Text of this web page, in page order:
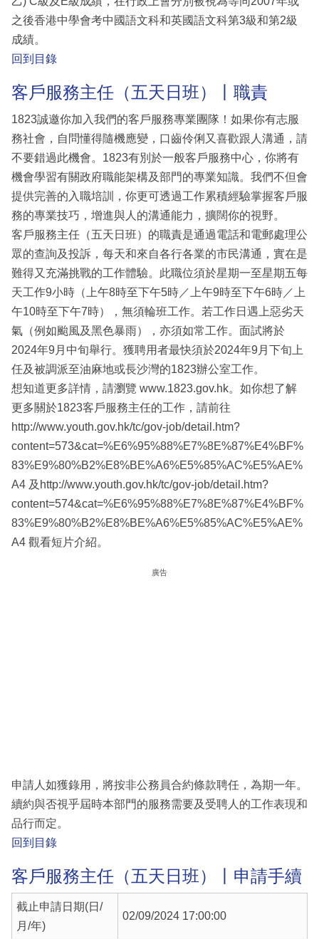
之後香港中學會考中國語文科和英國語文科第3級和第2級
成績。
回到目錄
客戶服務主任（五天日班）丨職責
1823誠邀你加入我們的客戶服務專業團隊！如果你有志服
務社會，自問懂得隨機應變，口齒伶俐又喜歡跟人溝通，請
不要錯過此機會。1823有別於一般客戶服務中心，你將有
機會學習有關政府職能架構及部門的專業知識。我們不但會
提供完善的入職培訓，你更可透過工作累積經驗掌握客戶服
務的專業技巧，增進與人的溝通能力，擴闊你的視野。
客戶服務主任（五天日班）的職責是通過電話和電郵處理公
眾的查詢及投訴，每天和來自各行各業的市民溝通，實在是
難得又充滿挑戰的工作體驗。此職位須於星期一至星期五每
天工作9小時（上午8時至下午5時／上午9時至下午6時／上
午10時至下午7時），無須輪班工作。若工作日遇上惡劣天
氣（例如颱風及黑色暴雨），亦須如常工作。面試將於
2024年9月中旬舉行。獲聘用者最快須於2024年9月下旬上
任及被調派至油麻地或長沙灣的1823辦公室工作。
想知道更多詳情，請瀏覽 www.1823.gov.hk。如你想了解
更多關於1823客戶服務主任的工作，請前往
http://www.youth.gov.hk/tc/gov-job/detail.htm?
content=573&cat=%E6%95%88%E7%8E%87%E4%BF%
83%E9%80%B2%E8%BE%A6%E5%85%AC%E5%AE%
A4 及http://www.youth.gov.hk/tc/gov-job/detail.htm?
content=574&cat=%E6%95%88%E7%8E%87%E4%BF%
83%E9%80%B2%E8%BE%A6%E5%85%AC%E5%AE%
A4 觀看短片介紹。
廣告
申請人如獲錄用，將按非公務員合約條款聘任，為期一年。
續約與否視乎屆時本部門的服務需要及受聘人的工作表現和
品行而定。
回到目錄
客戶服務主任（五天日班）丨申請手續
截止申請日期(日/
月/年)
02/09/2024 17:00:00